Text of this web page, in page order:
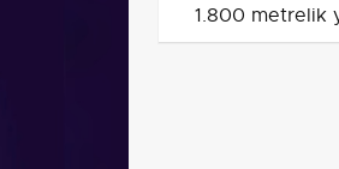
1.800 metrelik
döşeniyor